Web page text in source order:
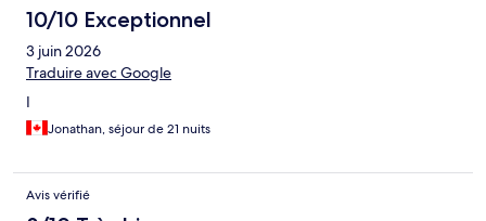
10/10 Exceptionnel
3 juin 2026
Traduire avec Google
I
Jonathan, séjour de 21 nuits
Avis vérifié